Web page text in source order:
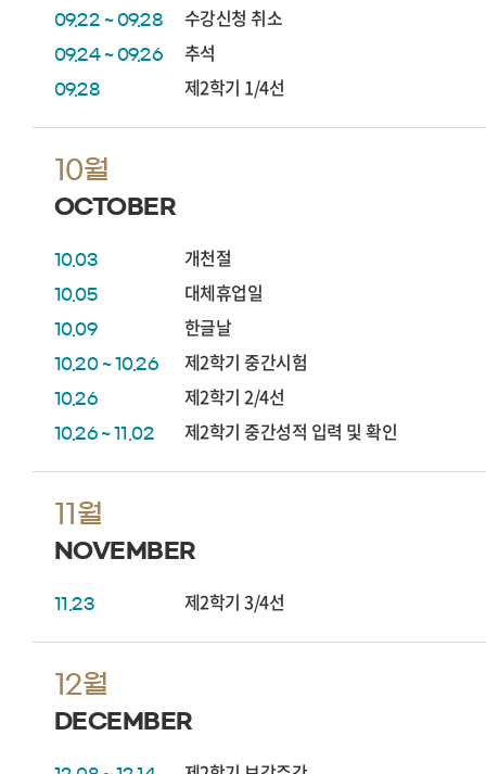
09.22 ~ 09.28 수강신청 취소
09.24 ~ 09.26 추석
09.28 제2학기 1/4선
10월
OCTOBER
10.03 개천절
10.05 대체휴업일
10.09 한글날
10.20 ~ 10.26 제2학기 중간시험
10.26 제2학기 2/4선
10.26 ~ 11.02 제2학기 중간성적 입력 및 확인
11월
NOVEMBER
11.23 제2학기 3/4선
12월
DECEMBER